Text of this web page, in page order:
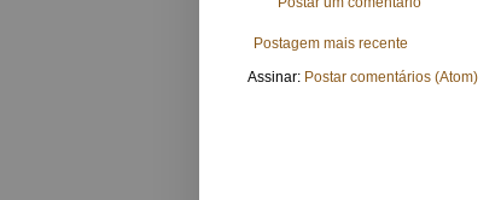
Postagem mais recente
Assinar: Postar comentários (Atom)